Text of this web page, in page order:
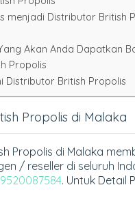
menjadi Distributor British
Akan Anda Dapatkan
Propolis
Distributor British Propolis
Propolis di Malaka
Propolis di Malaka
/ reseller di seluruh
. Untuk Detail